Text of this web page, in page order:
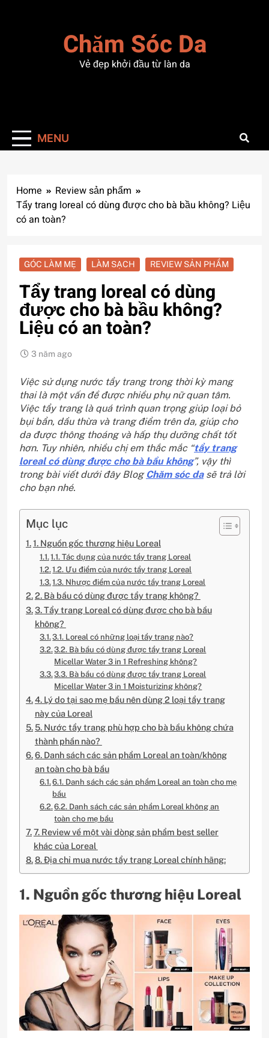
Chăm Sóc Da
Vẻ đẹp khởi đầu từ làn da
MENU
Home
Review sản phẩm
Tẩy trang loreal có dùng được cho bà bầu không? Liệu
có an toàn?
GÓC LÀM MẸ LÀM SẠCH REVIEW SẢN PHẨM
Tẩy trang loreal có dùng
được cho bà bầu không?
Liệu có an toàn?
3 năm ago
Việc sử dụng nước tẩy trang trong thời kỳ mang
thai là một vấn đề được nhiều phụ nữ quan tâm.
Việc tẩy trang là quá trình quan trọng giúp loại bỏ
bụi bẩn, dầu thừa và trang điểm trên da, giúp cho
da được thông thoáng và hấp thụ dưỡng chất tốt
hơn. Tuy nhiên, nhiều chị em thắc mắc “tẩy trang
loreal có dùng được cho bà bầu không”, vậy thì
trong bài viết dưới đây Blog Chăm sóc dasẽ trả lời
cho bạn nhé.
Mục lục
1. Nguồn gốc thương hiệu Loreal
1.1. Tác dụng của nước tẩy trang Loreal
1.2. Ưu điểm của nước tẩy trang Loreal
1.3. Nhược điểm của nước tẩy trang Loreal
2. Bà bầu có dùng được tẩy trang không?
3. Tẩy trang Loreal có dùng được cho bà bầu
không?
3.1. Loreal có những loại tẩy trang nào?
3.2. Bà bầu có dùng được tẩy trang Loreal
Micellar Water 3 in 1 Refreshing không?
3.3. Bà bầu có dùng được tẩy trang Loreal
Micellar Water 3 in 1 Moisturizing không?
4. Lý do tại sao mẹ bầu nên dùng 2 loại tẩy trang
này của Loreal
5. Nước tẩy trang phù hợp cho bà bầu không chứa
thành phần nào?
6. Danh sách các sản phẩm Loreal an toàn/không
an toàn cho bà bầu
6.1. Danh sách các sản phẩm Loreal an toàn cho mẹ
bầu
6.2. Danh sách các sản phẩm Loreal không an
toàn cho mẹ bầu
7. Review về một vài dòng sản phẩm best seller
khác của Loreal
8. Địa chỉ mua nước tẩy trang Loreal chính hãng:
1. Nguồn gốc thương hiệu Loreal